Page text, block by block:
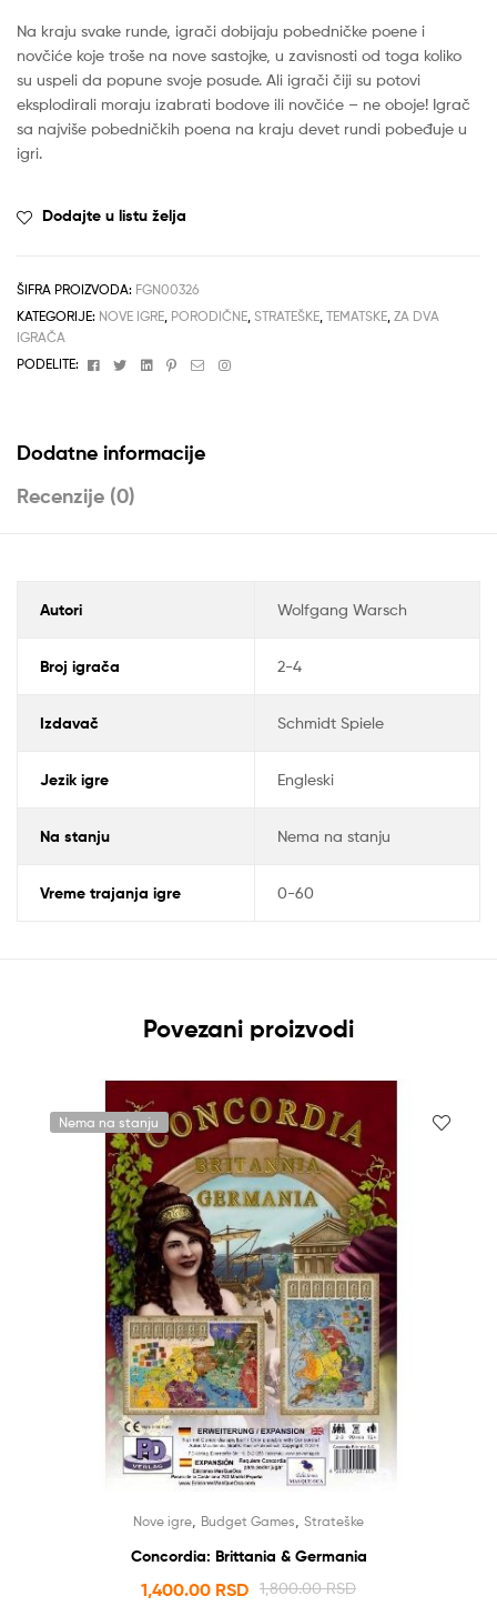
Na kraju svake runde, igrači dobijaju pobedničke poene i
novčiće koje troše na nove sastojke, u zavisnosti od toga koliko
su uspeli da popune svoje posude. Ali igrači čiji su potovi
eksplodirali moraju izabrati bodove ili novčiće – ne oboje! Igrač
sa najviše pobedničkih poena na kraju devet rundi pobeđuje u
igri.
Dodajte u listu želja
ŠIFRA PROIZVODA: FGN00326
KATEGORIJE: NOVE IGRE PORODIČNE STRATEŠKE TEMATSKE ZA DVA
IGRAČA
PODELITE:
FacebookTwitterLinkedinPinterest
EmailInstagram
Dodatne informacije
Recenzije (0)
Autori Wolfgang Warsch
Broj igrača 2-4
Izdavač Schmidt Spiele
Jezik igre Engleski
Na stanju Nema na stanju
Vreme trajanja igre 0-60
Povezani proizvodi
Nema na stanju
Nove igre Budget Games Strateške
Concordia: Brittania & Germania
1,800.00RSD
1,400.00 RSD